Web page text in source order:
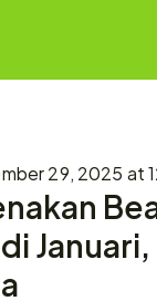
29, 2025 at